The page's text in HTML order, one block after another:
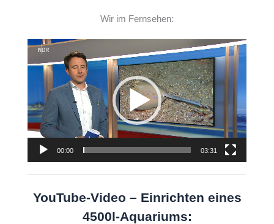
Wir im Fernsehen:
Player
00:00 03:31
YouTube-Video – Einrichten eines
4500l-Aquariums: